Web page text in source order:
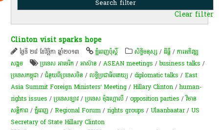
Clear filter
Clinton visit sparks hope
ថ្ងៃទី ២៨ ខែវិច្ឆិកា ឆ្នាំ២០១៣ ភ្នំពេញប៉ុស្តិ៍ សិទ្ធិមនុស្ស /ដីធ្លី /ការ​អភិវឌ្ឍ​
សង្គម
ប្រទេស អាមេរិក /អាស៊ាន /ASEAN meetings /business talks /
ប្រទេសកម្ពុជា /ជំនួយពីប្រទេសចិន /លទ្ធិប្រជាធិបតេយ្យ /diplomatic talks /East
Asia Summit Foreign Ministers’ Meeting /Hillary Clinton /human-
rights issues /ប្រទេសឡាវ /ប្រទេស ម៉ុងហ្គោលី /opposition parties /វិមាន
សន្តិភាព /ភ្នំពេញ /Regional Forum /rights groups /Ulaanbaatar/US
Secretary of State Hillary Clinton